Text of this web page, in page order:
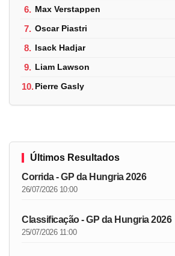
6. Max Verstappen
7. Oscar Piastri
8. Isack Hadjar
9. Liam Lawson
10.Pierre Gasly
Últimos Resultados
Corrida - GP da Hungria 2026
26/07/2026 10:00
Classificação - GP da Hungria 2026
25/07/2026 11:00